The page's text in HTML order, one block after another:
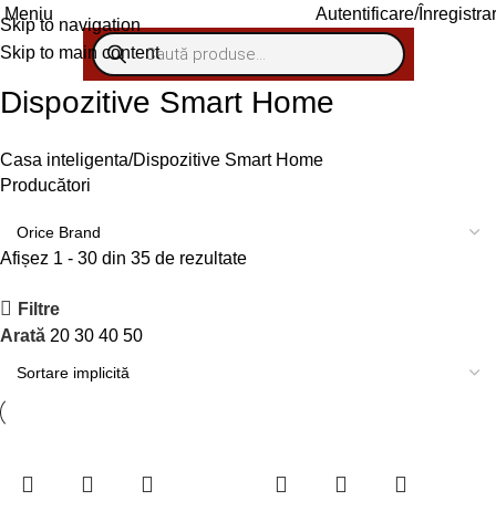
Skip to navigation
Skip to main content
Meniu Autentificare/
Dispozitive Smart Home
Casa inteligenta Dispozitive Smart Home
Producători
Afișez 1 - 30 din 35 de rezultate
Filtre
Arată 20 30 40 50